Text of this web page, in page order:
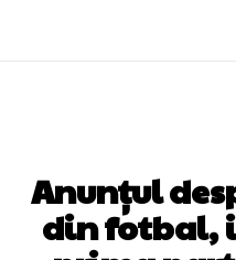
Anunțul
din fotbal,